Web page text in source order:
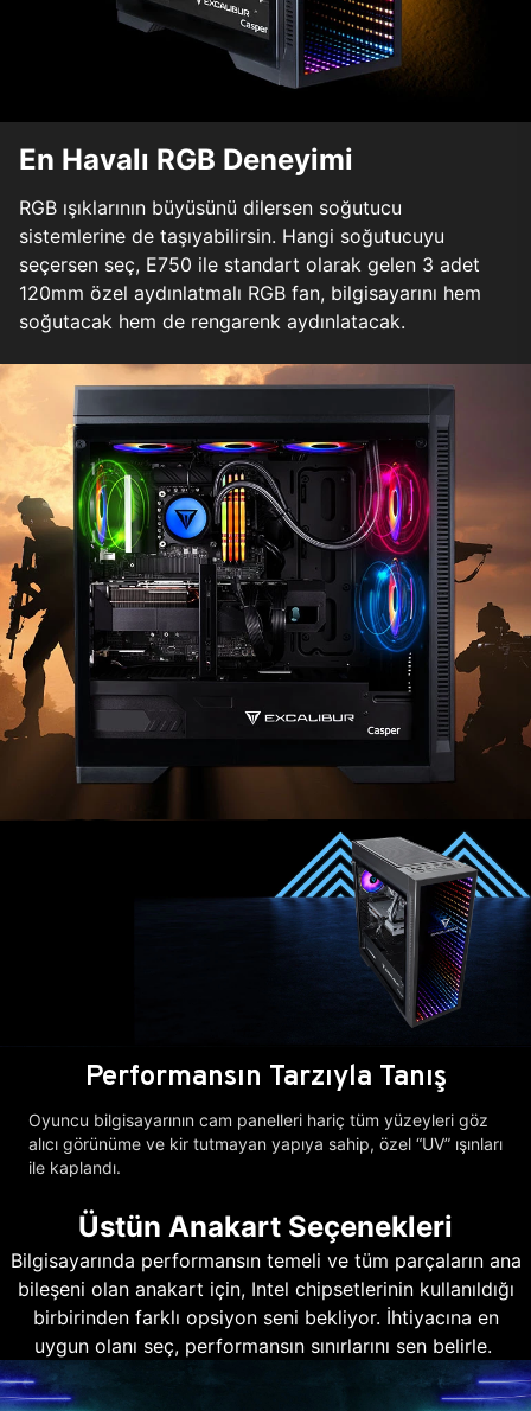
En Havalı RGB Deneyimi
RGB ışıklarının büyüsünü dilersen soğutucu
sistemlerine de taşıyabilirsin. Hangi soğutucuyu
seçersen seç, E750 ile standart olarak gelen 3 adet
120mm özel aydınlatmalı RGB fan, bilgisayarını hem
soğutacak hem de rengarenk aydınlatacak.
Performansın Tarzıyla Tanış
Oyuncu bilgisayarının cam panelleri hariç tüm yüzeyleri göz
alıcı görünüme ve kir tutmayan yapıya sahip, özel “UV” ışınları
ile kaplandı.
Üstün Anakart Seçenekleri
Bilgisayarında performansın temeli ve tüm parçaların ana
bileşeni olan anakart için, Intel chipsetlerinin kullanıldığı
birbirinden farklı opsiyon seni bekliyor. İhtiyacına en
uygun olanı seç, performansın sınırlarını sen belirle.